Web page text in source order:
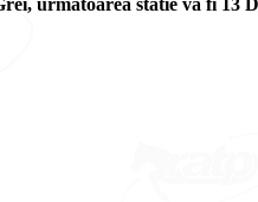
urmatoarea statie va fi 13